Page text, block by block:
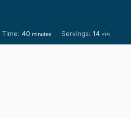
Time: 40m
i
minutes Servings:14 નંગ